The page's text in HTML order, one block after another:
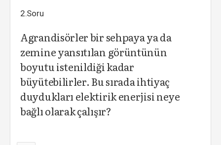
2.Soru
Agrandisörler bir sehpaya ya da
zemine yansıtılan görüntünün
boyutu istenildiği kadar
büyütebilirler. Bu sırada ihtiyaç
duydukları elektirik enerjisi neye
bağlı olarak çalışır?